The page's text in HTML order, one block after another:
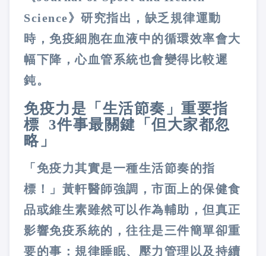
Science》研究指出，缺乏規律運動
時， 免疫細胞在血液中的循環效率會大
幅下降 ，心血管系統也會變得比較遲
鈍。
免疫力是「生活節奏」重要指
標 3件事最關鍵「但大家都忽
略」
「免疫力其實是一種生活節奏的指
標！」黃軒醫師強調，市面上的保健食
品或維生素雖然可以作為輔助，但真正
影響免疫系統的，往往是三件簡單卻重
要的事：規律睡眠、壓力管理以及持續